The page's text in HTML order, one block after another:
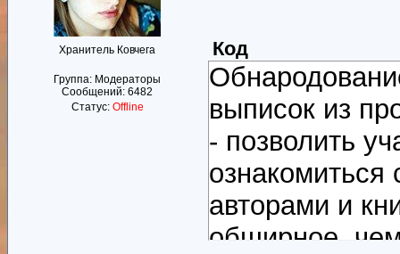
Хранитель Ковчега
Группа: Модераторы
Сообщений: 6482
Статус: Offline
Код
выписок из
- позволить
авторами и
обширное,